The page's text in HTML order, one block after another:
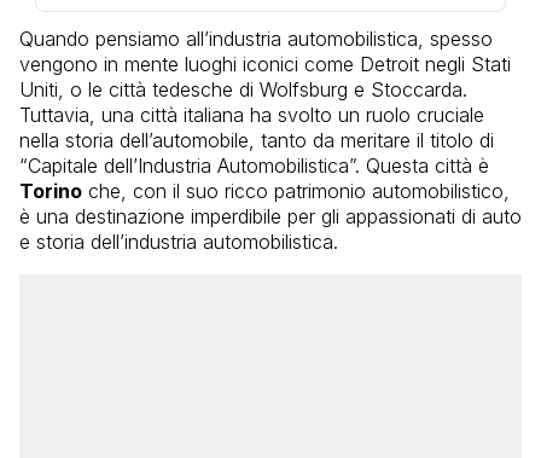
Quando pensiamo all’industria automobilistica, spesso
vengono in mente luoghi iconici come Detroit negli Stati
Uniti, o le città tedesche di Wolfsburg e Stoccarda.
Tuttavia, una città italiana ha svolto un ruolo cruciale
nella storia dell’automobile, tanto da meritare il titolo di
“Capitale dell’Industria Automobilistica”. Questa città è
Torino che, con il suo ricco patrimonio automobilistico,
è una destinazione imperdibile per gli appassionati di auto
e storia dell’industria automobilistica.